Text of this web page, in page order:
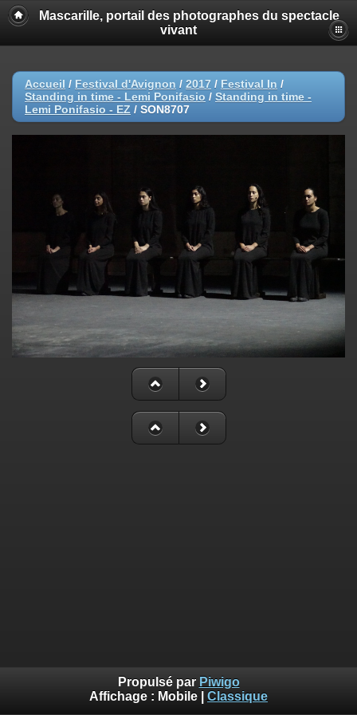
Mascarille, portail des photographes du spectacle
vivant
Accueil / Festival d'Avignon / 2017 / Festival In /
Standing in time - Lemi Ponifasio / Standing in time -
Lemi Ponifasio - EZ / SON8707
Propulsé par Piwigo
Affichage : Mobile Classique